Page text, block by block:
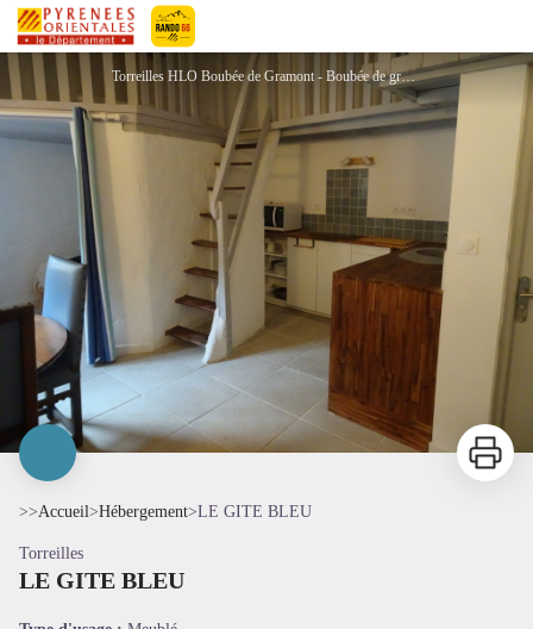
Pyrénées-Orientales Le Département
LE GITE BLEU
Torreilles HLO Boubée de Gramont - Boubée de gramont
Imprimer
>>Accueil>Hébergement>LE GITE BLEU
Torreilles
LE GITE BLEU